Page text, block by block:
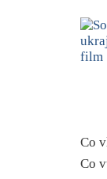
Co
Co